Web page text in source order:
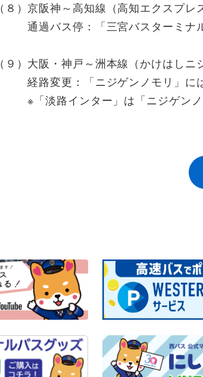
（８）京阪神～高知線（高知エクスプレ
通過バス停：「三宮バスターミナル
（９）大阪・神戸～洲本線（かけはし
経路変更：「ニジゲンノモリ」には
※「淡路インター」は「ニジゲンノ